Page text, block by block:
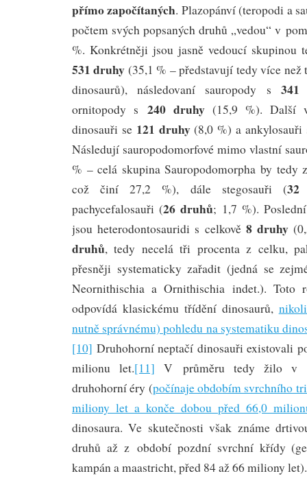
přímo započítaných. Plazopánví (teropodi a
počtem svých popsaných druhů „vedou“ v
%. Konkrétněji jsou jasně vedoucí skupinou
531 druhy (35,1 % – představují tedy více než
dinosaurů), následovaní sauropody s 341
ornitopody s240 druhy (15,9 %). Další
dinosauři se 121 druhy(8,0 %) a
Následují sauropodomorfové mimo vlastní
% – celá skupina Sauropodomorpha by tedy
což činí 27,2 %), dále stegosauři (32
pachycefalosauři (26 druhů; 1,7 %).
jsou heterodontosauridi s celkově8 druhy
druhů, tedy necelá tři procenta z celku,
přesněji systematicky zařadit (jedná se
Neornithischia a Ornithischia indet.). Toto
odpovídá klasickému třídění dinosaurů,
nutně správnému) pohledu na systematiku
[10] Druhohorní neptačí dinosauři existovali
milionu let.[11] V průměru tedy žilo v
druhohorní éry (počínaje obdobím svrchního
miliony let a konče dobou před 66,0
dinosaura. Ve skutečnosti však známe
druhů až z období pozdní svrchní křídy
kampán a maastricht, před 84 až 66 miliony let).